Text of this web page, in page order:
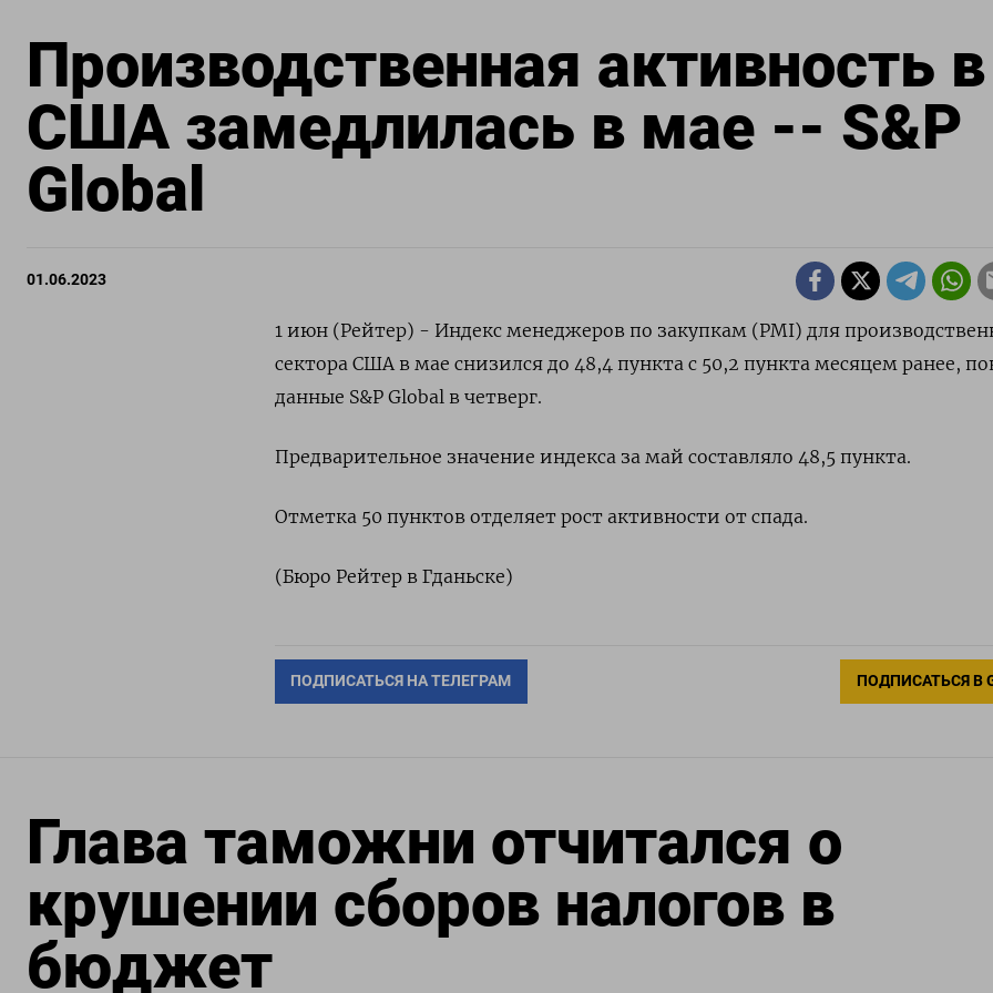
Производственная активность в
США замедлилась в мае -- S&P
Global
01.06.2023
1 июн (Рейтер) - Индекс менеджеров по закупкам (PMI) для
сектора США в мае снизился до 48,4 пункта с 50,2 пункта месяцем ранее,
данные S&P Global в четверг.
Предварительное значение индекса за май составляло 48,5 пункта.
Отметка 50 пунктов отделяет рост активности от спада.
(Бюро Рейтер в Гданьске)
ПОДПИСАТЬСЯ НА ТЕЛЕГРАМ ПОДПИСАТЬСЯ В
Глава таможни отчитался о
крушении сборов налогов в
бюджет